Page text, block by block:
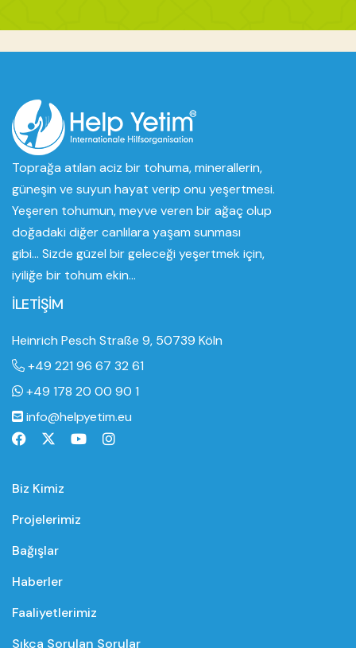
Toprağa atılan aciz bir tohuma, minerallerin,
güneşin ve suyun hayat verip onu yeşertmesi.
Yeşeren tohumun, meyve veren bir ağaç olup
doğadaki diğer canlılara yaşam sunması
gibi... Sizde güzel bir geleceği yeşertmek için,
iyiliğe bir tohum ekin...
İLETİŞİM
Heinrich Pesch Straße 9, 50739 Köln
+49 221 96 67 32 61
+49 178 20 00 90 1
info@helpyetim.eu
Biz Kimiz
Projelerimiz
Bağışlar
Haberler
Faaliyetlerimiz
Sıkça Sorulan Sorular